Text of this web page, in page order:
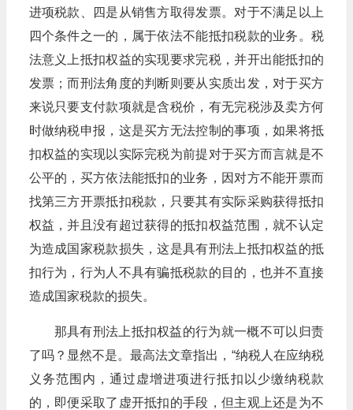
进项税款、四是从销售方取得发票。对于不满足以上
四个条件之一的，属于依法不能抵扣税款的业务。税
法意义上抵扣权益的实现要求完税，并开出能抵扣的
发票；而刑法角度的判断则要从实质出发，对于买方
来说只要支付款项就是含税价，有无完税涉及卖方何
时做纳税申报，这是买方无法控制的事项，如果将抵
扣权益的实现以实际完税为前提对于买方而言就是不
公平的，买方依法能抵扣的业务，因对方不能开票而
找第三方开票抵扣税款，只要其有实际采购获得抵扣
权益，并且没有超过获得的抵扣权益范围，就不认定
为造成国家税款损失，这是具有刑法上抵扣权益的抵
扣行为，行为人不具有骗抵税款的目的，也并不直接
造成国家税款的损失。
那具有刑法上抵扣权益的行为就一概不可以归责
了吗？显然不是。最高法文章指出，“纳税人在应纳税
义务范围内，通过虚增进项进行抵扣以少缴纳税款
的，即便采取了虚开抵扣的手段，但主观上还是为不